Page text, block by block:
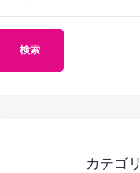
カテゴリ